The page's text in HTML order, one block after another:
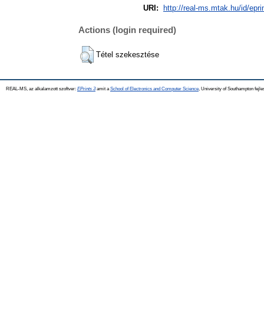
URI:
http://real-ms.mtak.hu/id/
Actions (login required)
Tétel szekesztése
REAL-MS, az alkalamzott szoftver: EPrints 3amit a School of Electronics and Computer Science , University of Southampton